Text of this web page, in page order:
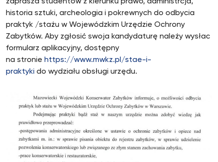
historia sztuki, archeologia i pokrewnych do odbycia
praktyk /stażu w Wojewódzkim Urzędzie Ochrony
Zabytków. Aby zgłosić swoja kandydaturę należy wysłac
formularz aplikacyjny, dostępny
na stronie https://www.mwkz.pl/stae-i-
praktyki do wydziału obsługi urzędu.